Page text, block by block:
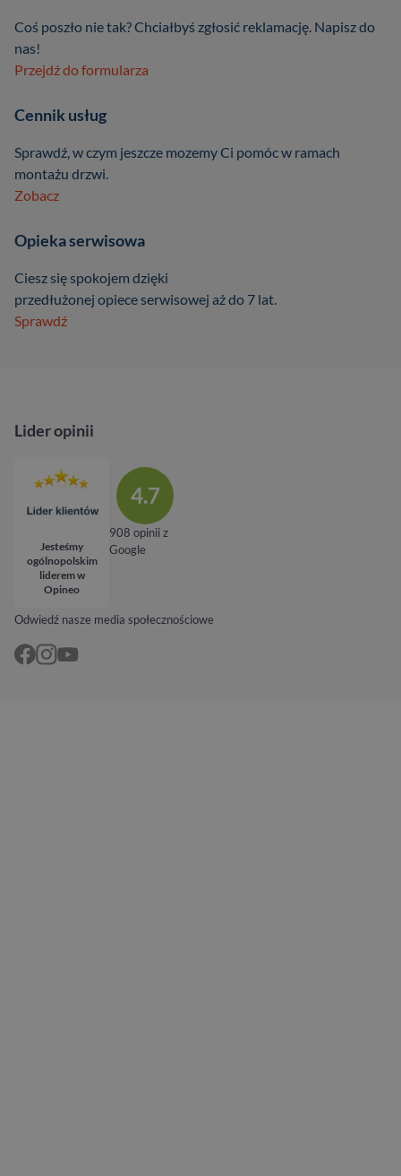
Coś poszło nie tak? Chciałbyś zgłosić reklamację. Napisz do
nas!
Przejdź do formularza
Cennik usług
Sprawdź, w czym jeszcze mozemy Ci pomóc w ramach
montażu drzwi.
Zobacz
Opieka serwisowa
Ciesz się spokojem dzięki
przedłużonej opiece serwisowej aż do 7 lat.
Sprawdź
Odwiedź nasze media społecznościowe
Lider opinii
Jesteśmy
ogólnopolskim
liderem w
Opineo
4.7
908 opinii z
Google